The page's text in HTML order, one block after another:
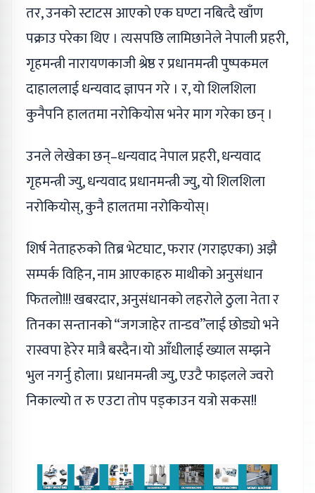
तर, उनको स्टाटस आएको एक घण्टा नबित्दै खाँण
पक्राउ परेका थिए । त्यसपछि लामिछानेले नेपाली प्रहरी,
गृहमन्त्री नारायणकाजी श्रेष्ठ र प्रधानमन्त्री पुष्पकमल
दाहाललाई धन्यवाद ज्ञापन गरे । र, यो शिलशिला
कुनैपनि हालतमा नरोकियोस भनेर माग गरेका छन् ।
उनले लेखेका छन्–धन्यवाद नेपाल प्रहरी, धन्यवाद
गृहमन्त्री ज्यु, धन्यवाद प्रधानमन्त्री ज्यु, यो शिलशिला
नरोकियोस्, कुनै हालतमा नरोकियोस्।
शिर्ष नेताहरुको तिब्र भेटघाट, फरार (गराइएका) अझै
सम्पर्क विहिन, नाम आएकाहरु माथीको अनुसंधान
फितलो!!! खबरदार, अनुसंधानको लहरोले ठुला नेता र
तिनका सन्तानको “जगजाहेर तान्डव”लाई छोड्यो भने
रास्वपा हेरेर मात्रै बस्दैन।यो आँधीलाई ख्याल सम्झने
भुल नगर्नु होला। प्रधानमन्त्री ज्यु, एउटै फाइलले ज्वरो
निकाल्यो त रु एउटा तोप पड्काउन यत्रो सकस!!